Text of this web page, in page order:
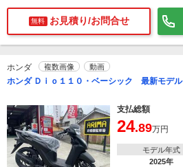
無料 お見積り/お問合せ
ホンダ 複数画像 動画
ホンダ Ｄｉｏ１１０・ベーシック 最新モデル
支払総額
24.89万円
モデル年式
2025年